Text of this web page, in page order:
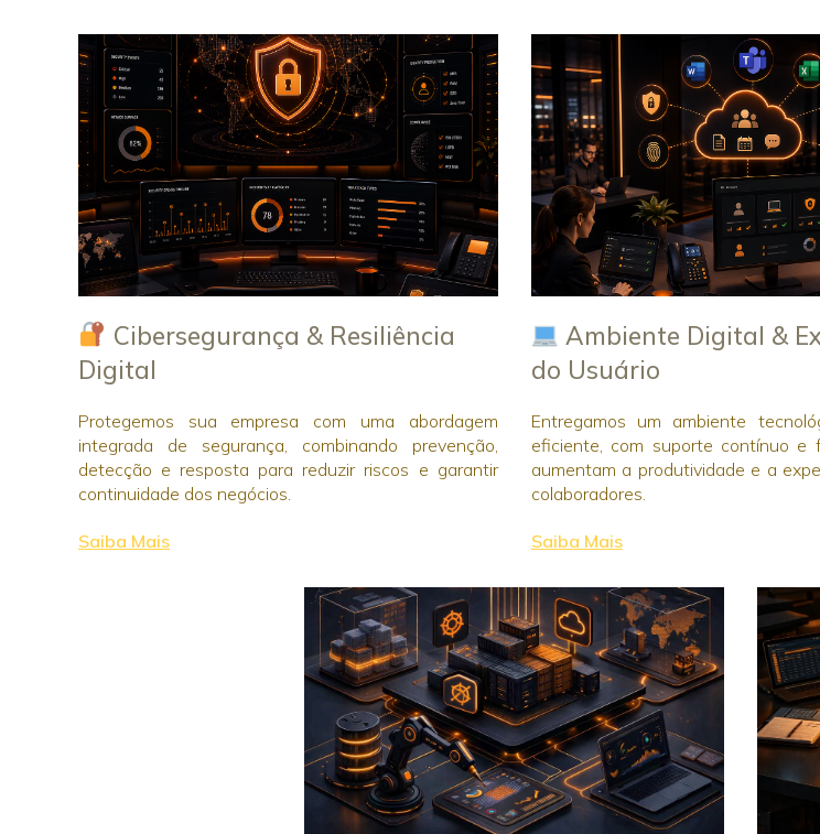
Cibersegurança & Resiliência
Digital
Protegemos sua empresa com uma abordagem
integrada de segurança, combinando prevenção,
detecção e resposta para reduzir riscos e garantir
continuidade dos negócios.
Saiba Mais
Ambiente Digital &
do Usuário
Entregamos um ambiente
eficiente, com suporte contínuo e
aumentam a produtividade e a
colaboradores.
Saiba Mais